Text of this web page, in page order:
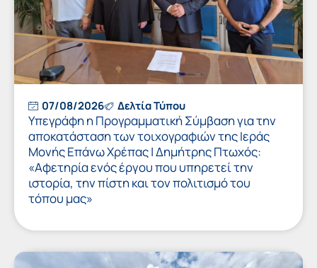
07/08/2026 Δελτία Τύπου
Υπεγράφη η Προγραμματική Σύμβαση για την
αποκατάσταση των τοιχογραφιών της Ιεράς
Μονής Επάνω Χρέπας | Δημήτρης Πτωχός:
«Αφετηρία ενός έργου που υπηρετεί την
ιστορία, την πίστη και τον πολιτισμό του
τόπου μας»